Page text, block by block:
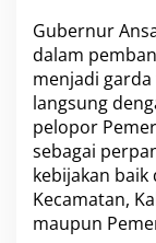
Gubernur
dalam
menjadi
langsung
pelopor
sebagai
kebijakan
Kecamatan,
maupun